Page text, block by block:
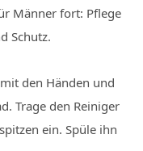
Männer fort: Pflege
Schutz.
den Händen und
Trage den Reiniger
ein. Spüle ihn